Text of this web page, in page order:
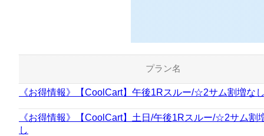
プラン名
《お得情報》【CoolCart】午後1Rスルー/☆2サム割増な
《お得情報》【CoolCart】土日/午後1Rスルー/☆2サム割
し